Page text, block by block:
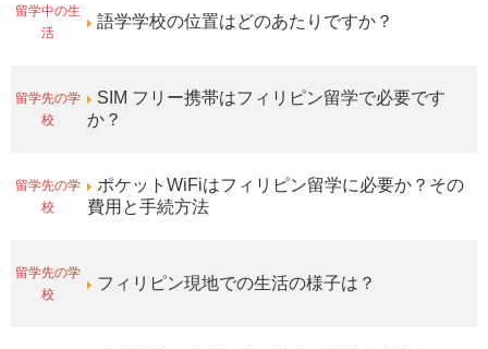
留学中の生
活
語学学校の位置はどのあたりですか？
留学先の学
校
SIM フリー携帯はフィリピン留学で必要です
か？
留学先の学
校
ポケットWiFiはフィリピン留学に必要か？その
費用と手続方法
留学先の学
校
フィリピン現地での生活の様子は？